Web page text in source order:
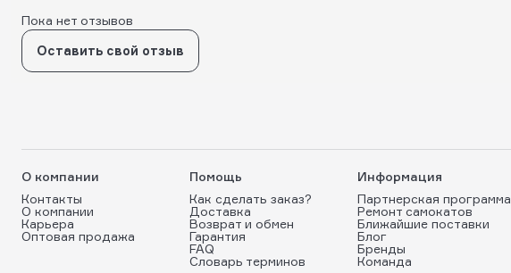
Пока нет отзывов
Оставить свой отзыв
О компании
Контакты
О компании
Карьера
Оптовая продажа
Помощь
Как сделать заказ?
Доставка
Возврат и обмен
Гарантия
FAQ
Словарь терминов
Информация
Партнерская программа
Ремонт самокатов
Ближайшие поставки
Блог
Бренды
Команда